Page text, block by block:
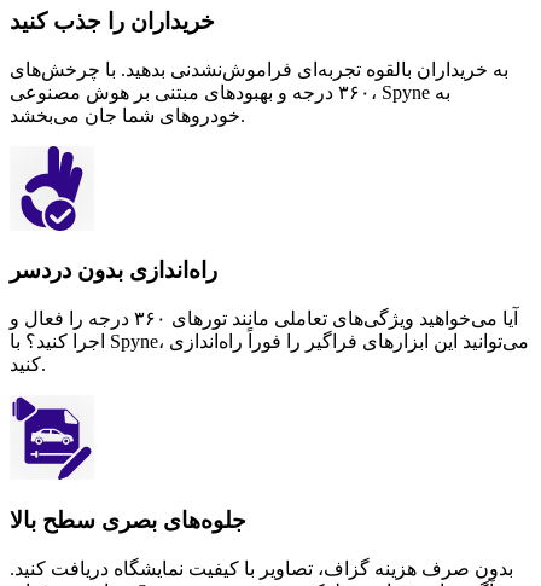
خریداران را جذب کنید
به خریداران بالقوه تجربه‌ای فراموش‌نشدنی بدهید. با چرخش‌های
۳۶۰ درجه و بهبودهای مبتنی بر هوش مصنوعی، Spyne به
خودروهای شما جان می‌بخشد.
راه‌اندازی بدون دردسر
آیا می‌خواهید ویژگی‌های تعاملی مانند تورهای ۳۶۰ درجه را فعال و
اجرا کنید؟ با Spyne، می‌توانید این ابزارهای فراگیر را فوراً راه‌اندازی
کنید.
جلوه‌های بصری سطح بالا
بدون صرف هزینه گزاف، تصاویر با کیفیت نمایشگاه دریافت کنید.